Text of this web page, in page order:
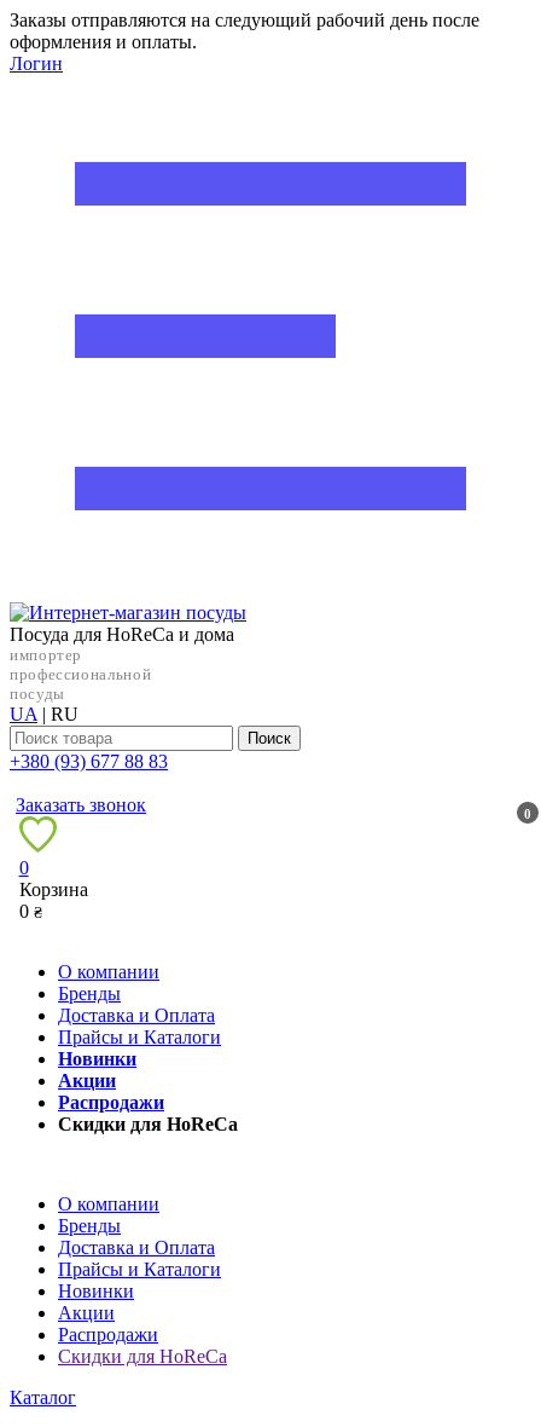
Заказы отправляются на следующий рабочий день после
оформления и оплаты.
Логин
Посуда для HoReCa и дома
импортер
профессиональной
посуды
UA | RU
Поиск
+38‎0 (93) 677 88 83
Заказать звонок 0
0
Корзина
0 ₴
О компании
Бренды
Доставка и Оплата
Прайсы и Каталоги
Новинки
Акции
Распродажи
Скидки для HoReCa
О компании
Бренды
Доставка и Оплата
Прайсы и Каталоги
Новинки
Акции
Распродажи
Скидки для HoReCa
Каталог